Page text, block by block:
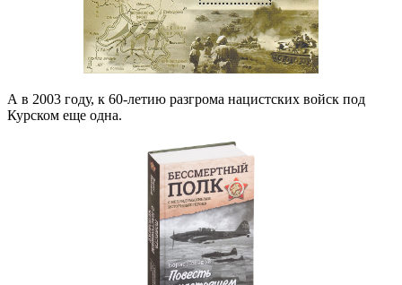
А в 2003 году, к 60-летию разгрома нацистских войск под
Курском еще одна.